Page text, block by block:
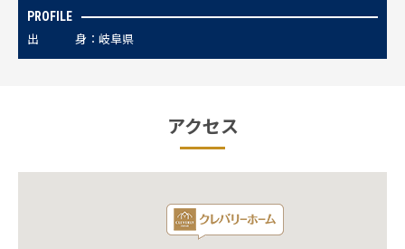
PROFILE
出 身 岐阜県
アクセス